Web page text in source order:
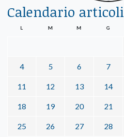
Calendario articoli
L M M G
4 5 6 7
11 12 13 14
18 19 20 21
25 26 27 28